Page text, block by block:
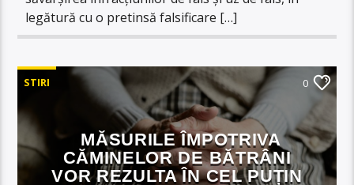
legătură cu o pretinsă falsificare […]
STIRI 0
MĂSURILE ÎMPOTRIVA
CĂMINELOR DE BĂTRÂNI
VOR REZULTA ÎN CEL PUȚIN